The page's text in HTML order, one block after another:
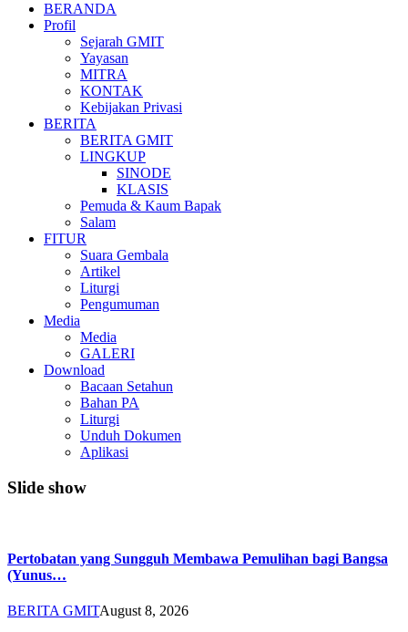
BERANDA
Profil
Sejarah GMIT
Yayasan
MITRA
KONTAK
Kebijakan Privasi
BERITA
BERITA GMIT
LINGKUP
SINODE
KLASIS
Pemuda & Kaum Bapak
Salam
FITUR
Suara Gembala
Artikel
Liturgi
Pengumuman
Media
Media
GALERI
Download
Bacaan Setahun
Bahan PA
Liturgi
Unduh Dokumen
Aplikasi
Slide show
Pertobatan yang Sungguh Membawa Pemulihan bagi Bangsa
(Yunus…
BERITA GMITAugust 8, 2026